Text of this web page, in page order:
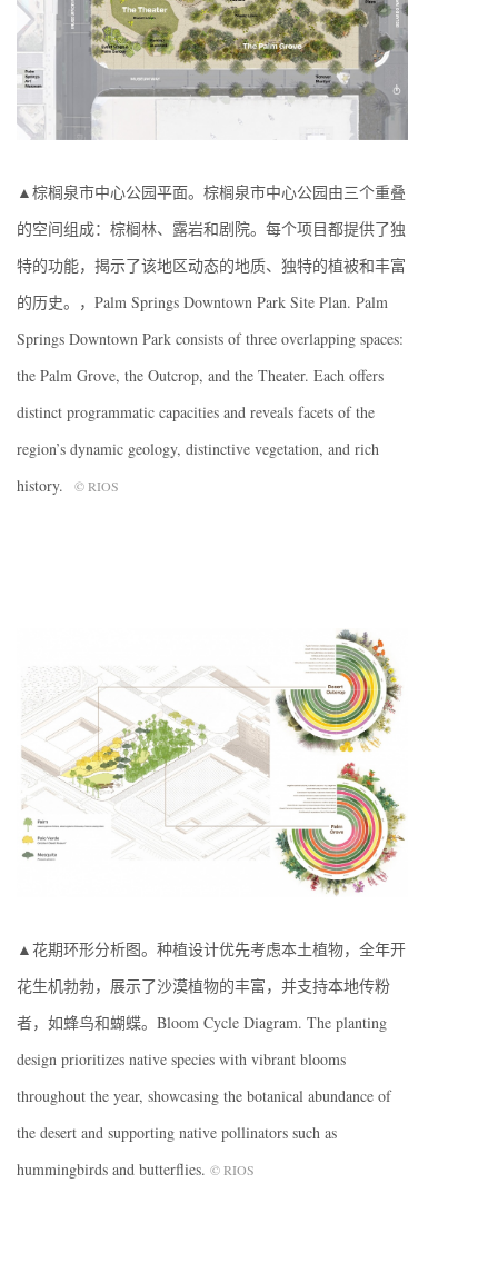
▲棕榈泉市中心公园平面。棕榈泉市中心公园由三个重叠
的空间组成：棕榈林、露岩和剧院。每个项目都提供了独
特的功能，揭示了该地区动态的地质、独特的植被和丰富
的历史。，Palm Springs Downtown Park Site Plan. Palm
Springs Downtown Park consists of three overlapping spaces:
the Palm Grove, the Outcrop, and the Theater. Each offers
distinct programmatic capacities and reveals facets of the
region’s dynamic geology, distinctive vegetation, and rich
history. © RIOS
▲花期环形分析图。种植设计优先考虑本土植物，全年开
花生机勃勃，展示了沙漠植物的丰富，并支持本地传粉
者，如蜂鸟和蝴蝶。Bloom Cycle Diagram. The planting
design prioritizes native species with vibrant blooms
throughout the year, showcasing the botanical abundance of
the desert and supporting native pollinators such as
hummingbirds and butterflies. © RIOS